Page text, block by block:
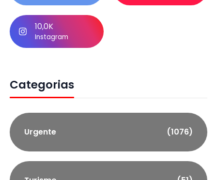
10,0K
Instagram
Categorias
Urgente (1076)